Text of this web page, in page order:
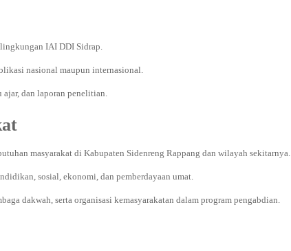
IAI DDI Sidrap.
nasional maupun internasional.
dan laporan penelitian.
masyarakat di Kabupaten Sidenreng Rappang dan wilayah sekitarnya.
sosial, ekonomi, dan pemberdayaan umat.
dakwah, serta organisasi kemasyarakatan dalam program pengabdian.